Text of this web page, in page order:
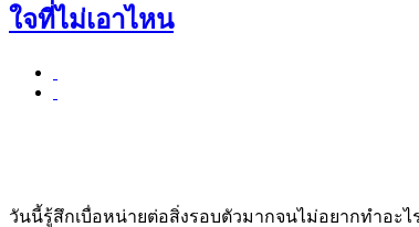
ใจที่ไม่เอาไหน
วันนี้รู้สึกเบื่อหน่ายต่อสิ่งรอบตัวมากจนไม่อยากทำอะไ